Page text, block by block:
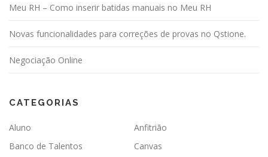
t
Meu RH – Como inserir batidas manuais no Meu RH
Novas funcionalidades para correções de provas no Qstione.
Negociação Online
CATEGORIAS
Aluno
Anfitrião
Banco de Talentos
Canvas